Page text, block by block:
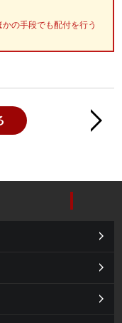
の手段でも配付を行う